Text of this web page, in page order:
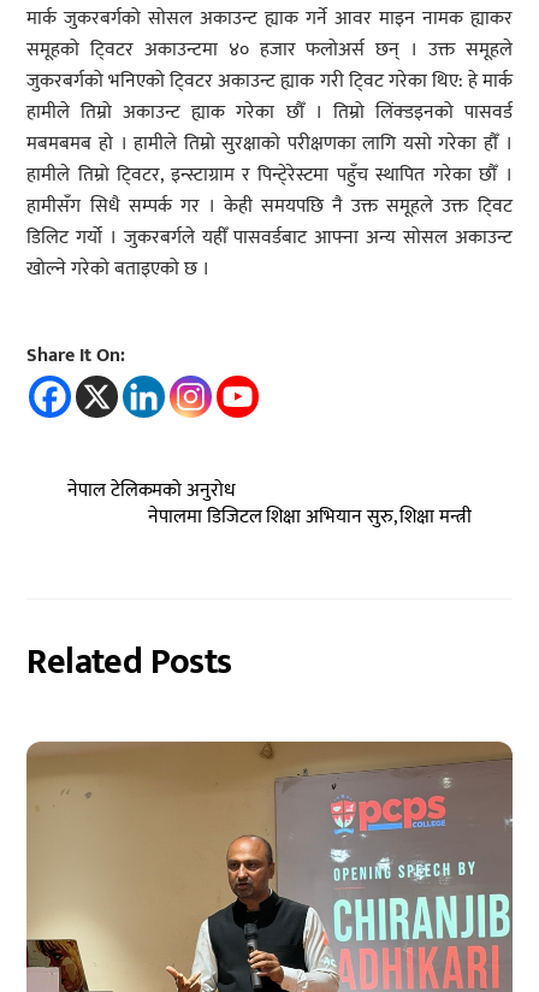
मार्क जुकरबर्गको सोसल अकाउन्ट ह्याक गर्ने आवर माइन नामक ह्याकर
समूहको टि्वटर अकाउन्टमा ४० हजार फलोअर्स छन् । उक्त समूहले
जुकरबर्गको भनिएको टि्वटर अकाउन्ट ह्याक गरी टि्वट गरेका थिए: हे मार्क
हामीले तिम्रो अकाउन्ट ह्याक गरेका छौँ । तिम्रो लिंक्डइनको पासवर्ड
मबमबमब हो । हामीले तिम्रो सुरक्षाको परीक्षणका लागि यसो गरेका हौँ ।
हामीले तिम्रो टि्वटर, इन्स्टाग्राम र पिन्टे्रेस्टमा पहुँच स्थापित गरेका छौँ ।
हामीसँग सिधै सम्पर्क गर । केही समयपछि नै उक्त समूहले उक्त टि्वट
डिलिट गर्यो । जुकरबर्गले यहीँ पासवर्डबाट आफ्ना अन्य सोसल अकाउन्ट
खोल्ने गरेको बताइएको छ ।
Share It On:
नेपाल टेलिकमको अनुरोध
नेपालमा डिजिटल शिक्षा अभियान सुरु, शिक्षा मन्त्री
Related Posts